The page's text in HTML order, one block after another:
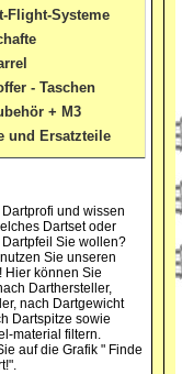
Flight-Systeme
- Taschen
+ M3
und Ersatzteile
und wissen
Dartset oder
Sie wollen?
Sie unseren
Hier können Sie
Darthersteller,
nach Dartgewicht
Dartspitze sowie
material filtern.
auf die Grafik " Finde